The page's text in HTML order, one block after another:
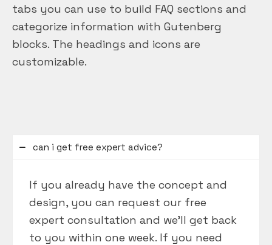
tabs you can use to build FAQ sections and
categorize information with Gutenberg
blocks. The headings and icons are
customizable.
can i get free expert advice?
If you already have the concept and
design, you can request our free
expert consultation and we’ll get back
to you within one week. If you need